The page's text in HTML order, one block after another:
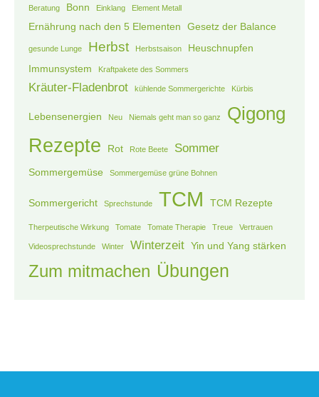
Beratung Bonn Einklang Element Metall
Ernährung nach den 5 Elementen Gesetz der Balance
gesunde Lunge Herbst Herbstsaison
Heuschnupfen
Immunsystem
Kraftpakete des Sommers
Kräuter-Fladenbrot kühlende Sommergerichte Kürbis
Lebensenergien Neu Niemals geht man so ganz Qigong
Rezepte Rot Rote Beete Sommer
Sommergemüse Sommergemüse grüne Bohnen
Sommergericht Sprechstunde TCM TCM Rezepte
Therpeutische Wirkung Tomate Tomate Therapie Treue Vertrauen
Videosprechstunde Winter Winterzeit Yin und Yang stärken
Zum mitmachen Übungen